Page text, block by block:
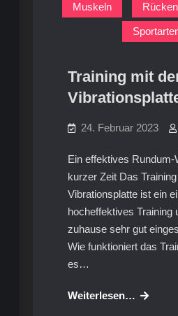
Muskeln
Training mit
24. Februar 2023
Ein effektives Rundum-
kurzer Zeit Das
Vibrationsplatte ist ein
hocheffektives Training
zuhause sehr gut
Wie funktioniert das
es…
Weiterlesen… Training